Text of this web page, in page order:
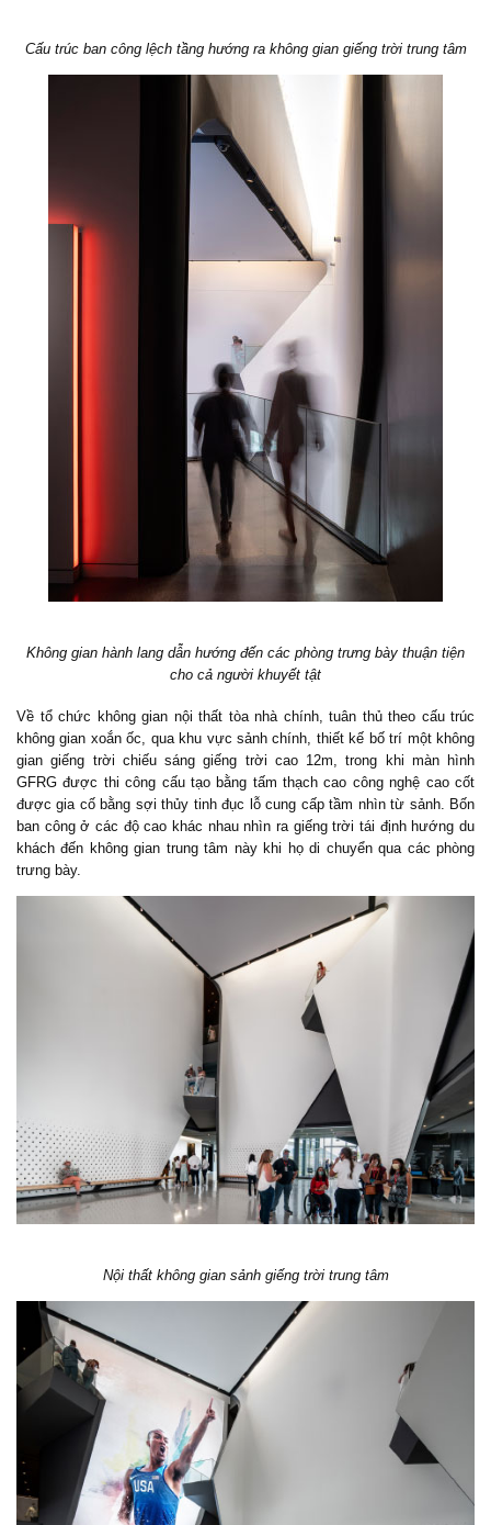
Cấu trúc ban công lệch tầng hướng ra không gian giếng trời trung tâm
Không gian hành lang dẫn hướng đến các phòng trưng bày thuận tiện
cho cả người khuyết tật
Về tổ chức không gian nội thất tòa nhà chính, tuân thủ theo cấu trúc
không gian xoắn ốc, qua khu vực sảnh chính, thiết kế bố trí một không
gian giếng trời chiếu sáng giếng trời cao 12m, trong khi màn hình
GFRG được thi công cấu tạo bằng tấm thạch cao công nghệ cao cốt
được gia cố bằng sợi thủy tinh đục lỗ cung cấp tầm nhìn từ sảnh. Bốn
ban công ở các độ cao khác nhau nhìn ra giếng trời tái định hướng du
khách đến không gian trung tâm này khi họ di chuyển qua các phòng
trưng bày.
Nội thất không gian sảnh giếng trời trung tâm